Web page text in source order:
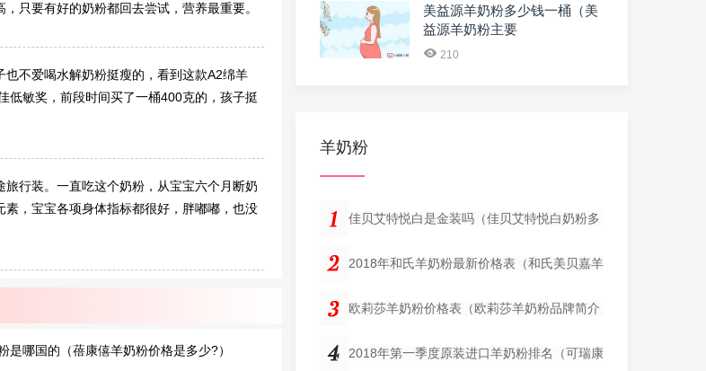
只要有好的奶粉都回去尝试，营养最重要。
不爱喝水解奶粉挺瘦的，看到这款A2绵羊
低敏奖，前段时间买了一桶400克的，孩子挺
行装。一直吃这个奶粉，从宝宝六个月断奶
，宝宝各项身体指标都很好，胖嘟嘟，也没
是哪国的（蓓康僖羊奶粉价格是多少?）
美益源羊奶粉多少钱一桶（美
益源羊奶粉主要
210
羊奶粉
佳贝艾特悦白是金装吗（佳贝艾特悦白奶粉多
2018年和氏羊奶粉最新价格表（和氏美贝嘉羊
欧莉莎羊奶粉价格表（欧莉莎羊奶粉品牌简介
2018年第一季度原装进口羊奶粉排名（可瑞康